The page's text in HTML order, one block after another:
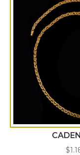
$